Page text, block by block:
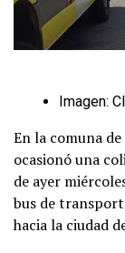
Imagen:
En la comuna
ocasionó una
de ayer
bus de
hacia la ciudad